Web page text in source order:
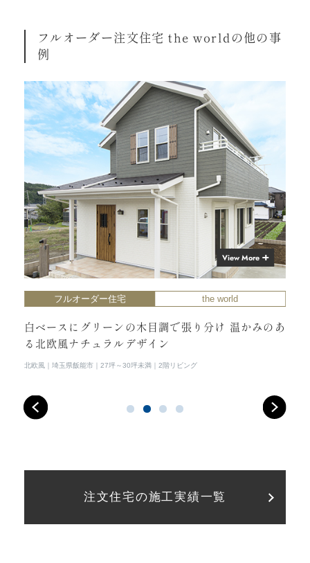
フルオーダー注文住宅 the worldの他の事
例
View More
フルオーダー住宅 the world
白ベースにグリーンの木目調で張り分け 温かみのあ
る北欧風ナチュラルデザイン
北欧風 埼玉県飯能市 27坪～30坪未満 2階リビング
注文住宅の施工実績一覧